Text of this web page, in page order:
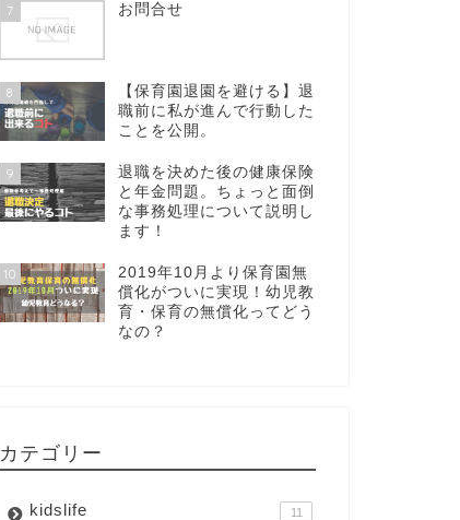
7 お問合せ
8
【保育園退園を避ける】退
職前に私が進んで行動した
ことを公開。
9
退職を決めた後の健康保険
と年金問題。ちょっと面倒
な事務処理について説明し
ます！
10
2019年10月より保育園無
償化がついに実現！幼児教
育・保育の無償化ってどう
なの？
カテゴリー
kidslife 11